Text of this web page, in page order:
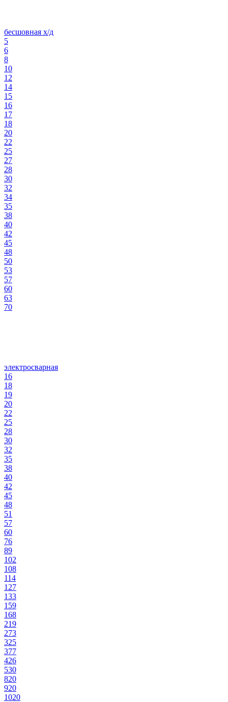
бесшовная х/д
5
6
8
10
12
14
15
16
17
18
20
22
25
27
28
30
32
34
35
38
40
42
45
48
50
53
57
60
63
70
электросварная
16
18
19
20
22
25
28
30
32
35
38
40
42
45
48
51
57
60
76
89
102
108
114
127
133
159
168
219
273
325
377
426
530
820
920
1020